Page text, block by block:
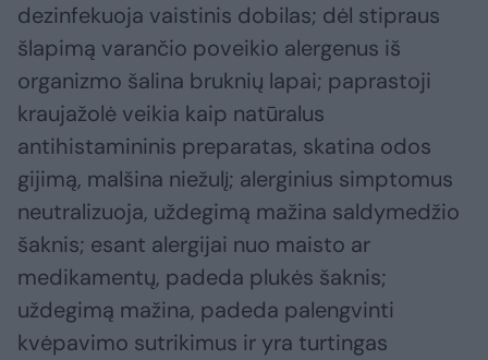
dezinfekuoja vaistinis dobilas; dėl stipraus
šlapimą varančio poveikio alergenus iš
organizmo šalina bruknių lapai; paprastoji
kraujažolė veikia kaip natūralus
antihistamininis preparatas, skatina odos
gijimą, malšina niežulį; alerginius simptomus
neutralizuoja, uždegimą mažina saldymedžio
šaknis; esant alergijai nuo maisto ar
medikamentų, padeda plukės šaknis;
uždegimą mažina, padeda palengvinti
kvėpavimo sutrikimus ir yra turtingas